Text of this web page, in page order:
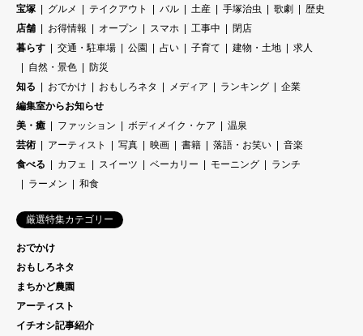
宝塚
グルメ テイクアウト バル 土産 手塚治虫 歌劇
歴史
店舗
お得情報 オープン スマホ 工事中
閉店
暮らす
交通・駐車場 公園 占い 子育て 建物・土地
求人
自然・景色
防災
知る
おでかけ おもしろネタ メディア ランキング
企業
編集室からお知らせ
美・癒
ファッション ボディメイク・ケア
温泉
芸術
アーティスト 写真 映画 書籍 落語・お笑い
音楽
食べる
カフェ スイーツ ベーカリー モーニング
ランチ
ラーメン
和食
厳選特集カテゴリー
おでかけ
おもしろネタ
まちかど農園
アーティスト
イチオシ記事紹介